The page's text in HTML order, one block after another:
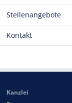
Stellenangebote
Kontakt
Kanzlei